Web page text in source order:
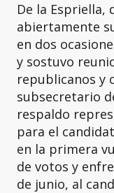
De la Espriella,
abiertamente
en dos
y sostuvo
republicanos y
subsecretario
respaldo
para el
en la primera
de votos y
de junio, al